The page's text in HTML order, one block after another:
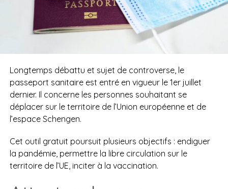
Longtemps débattu et sujet de controverse, le
passeport sanitaire est entré en vigueur le 1er juillet
dernier. Il concerne les personnes souhaitant se
déplacer sur le territoire de l’Union européenne et de
l’espace Schengen.
Cet outil gratuit poursuit plusieurs objectifs : endiguer
la pandémie, permettre la libre circulation sur le
territoire de l’UE, inciter à la vaccination.